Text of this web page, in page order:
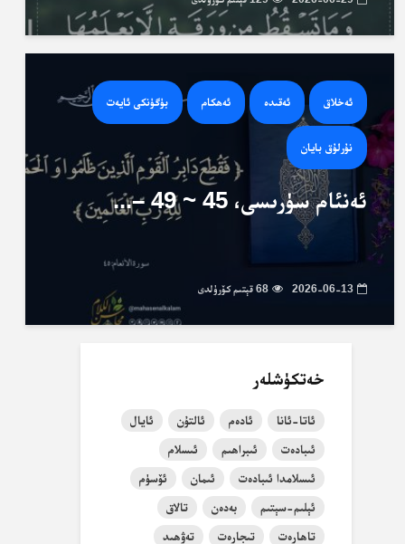
ئەخلاق ئەقىدە ئەھكام بۈگۈنكى ئايەت
نۇرلۇق بايان
ئەنئام سۈرىسى، 45 ~ 49 –...
2026-06-13 68 قېتىم كۆرۈلدى
خەتكۈشلەر
ئاتا-ئانا ئادەم ئالتۇن
ئايال
ئىبادەت
ئىبراھىم
ئىسلام
ئىسلامدا ئىبادەت
ئىمان
ئۆسۈم
ئېلىم-سېتىم
بەدەن
تالاق
تاھارەت
تىجارەت
تەۋھىد